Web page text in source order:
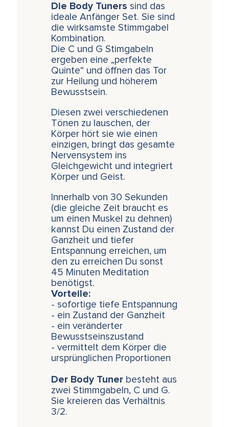
Die Body Tuners sind das
ideale Anfänger Set. Sie sind
die wirksamste Stimmgabel
Kombination.
Die C und G Stimgabeln
ergeben eine „perfekte
Quinte“ und öffnen das Tor
zur Heilung und höherem
Bewusstsein.
Diesen zwei verschiedenen
Tönen zu lauschen, der
Körper hört sie wie einen
einzigen, bringt das gesamte
Nervensystem ins
Gleichgewicht und integriert
Körper und Geist.
Innerhalb von 30 Sekunden
(die gleiche Zeit braucht es
um einen Muskel zu dehnen)
kannst Du einen Zustand der
Ganzheit und tiefer
Entspannung erreichen, um
den zu erreichen Du sonst
45 Minuten Meditation
benötigst.
Vorteile:
- sofortige tiefe Entspannung
- ein Zustand der Ganzheit
- ein veränderter
Bewusstseinszustand
- vermittelt dem Körper die
ursprünglichen Proportionen
Der Body Tuner besteht aus
zwei Stimmgabeln, C und G.
Sie kreieren das Verhältnis
3/2.